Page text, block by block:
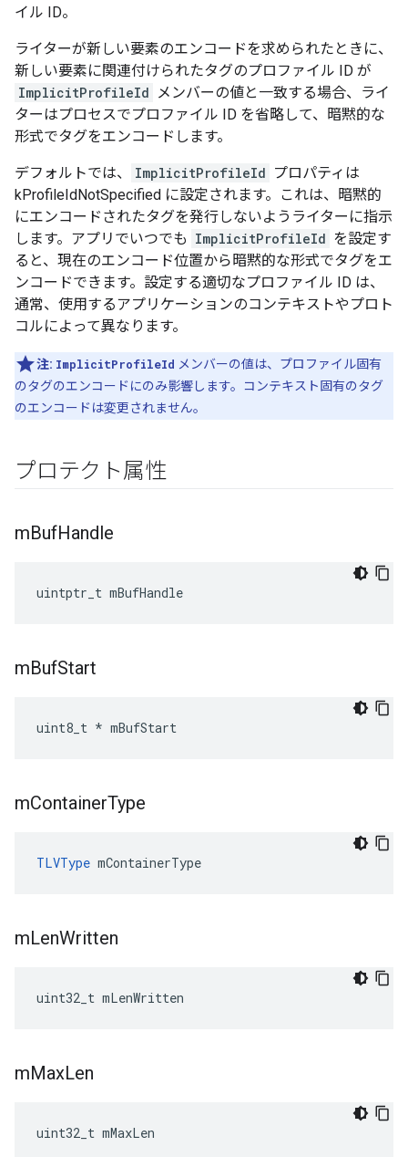
イル ID。
ライターが新しい要素のエンコードを求められたときに、
新しい要素に関連付けられたタグのプロファイル ID が
ImplicitProfileId メンバーの値と一致する場合、ライ
ターはプロセスでプロファイル ID を省略して、暗黙的な
形式でタグをエンコードします。
デフォルトでは、 ImplicitProfileId プロパティは
kProfileIdNotSpecified に設定されます。これは、暗黙的
にエンコードされたタグを発行しないようライターに指示
します。アプリでいつでも ImplicitProfileId を設定す
ると、現在のエンコード位置から暗黙的な形式でタグをエ
ンコードできます。設定する適切なプロファイル ID は、
通常、使用するアプリケーションのコンテキストやプロト
コルによって異なります。
注: ImplicitProfileId メンバーの値は、プロファイル固有
のタグのエンコードにのみ影響します。コンテキスト固有のタグ
のエンコードは変更されません。
プロテクト属性
mBufHandle
uintptr_t mBufHandle
mBufStart
uint8_t * mBufStart
mContainerType
TLVType mContainerType
mLenWritten
uint32_t mLenWritten
mMaxLen
uint32_t mMaxLen